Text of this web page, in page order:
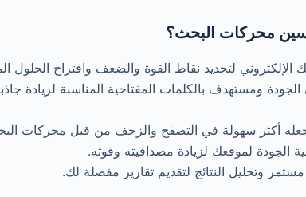
محركات البحث؟
لتحديد نقاط القوة والضعف واقتراح الحلول
ومستهدف بالكلمات المفتاحية المناسبة لزيادة
أكثر سهولة في التصفح والزحف من قبل محركات
الجودة لموقعك لزيادة مصداقيته وقوته.
وتحليل النتائج لتقديم تقارير مفصلة لك.